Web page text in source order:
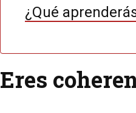
¿Qué
Eres